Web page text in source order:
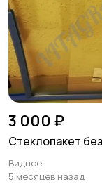
инструменты
3 000 ₽
Стеклопакет
Видное
5 месяцев назад